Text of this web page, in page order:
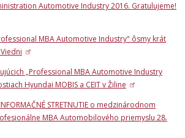
Automotive Industry 2016. Gratulujeme!
MBA Automotive Industry" ôsmy krát
„Professional MBA Automotive Industry
Hyundai MOBIS a CEIT v Žiline
STRETNUTIE o medzinárodnom
MBA Automobilového priemyslu 28.